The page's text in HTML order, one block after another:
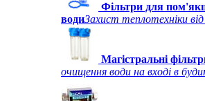
Фільтри для
водиЗахист теплотехніки
Магістральні
очищення води на вході в